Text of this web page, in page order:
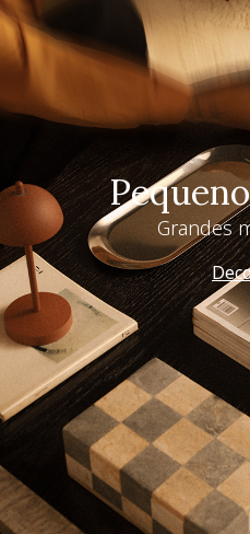
Grandes